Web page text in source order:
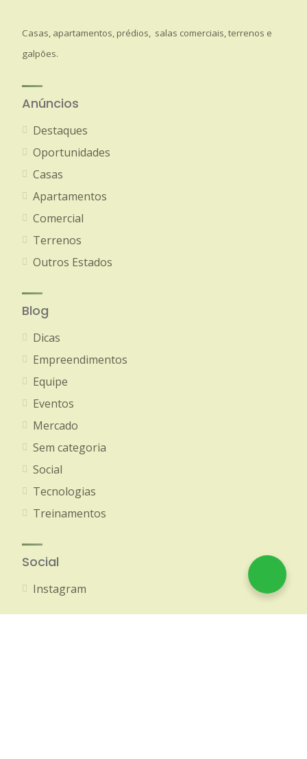
Casas, apartamentos, prédios, salas comerciais, terrenos e
galpões.
Anúncios
Destaques
Oportunidades
Casas
Apartamentos
Comercial
Terrenos
Outros Estados
Blog
Dicas
Empreendimentos
Equipe
Eventos
Mercado
Sem categoria
Social
Tecnologias
Treinamentos
Social
Instagram